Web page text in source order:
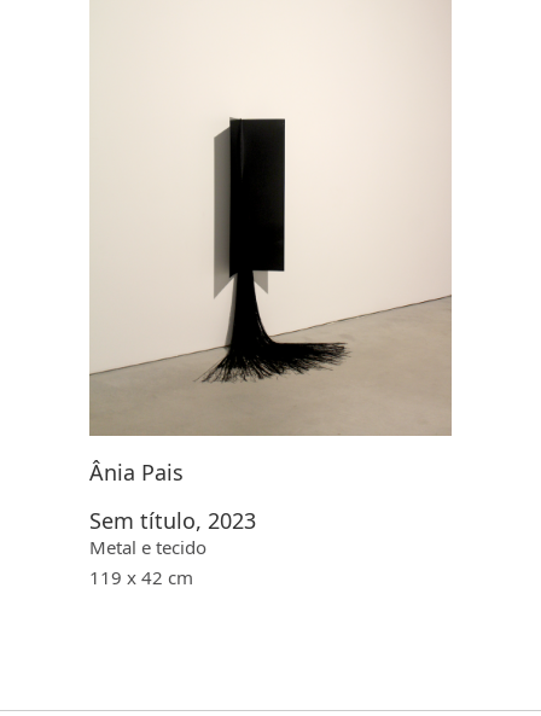
Ânia Pais
Sem título, 2023
Metal e tecido
119 x 42 cm